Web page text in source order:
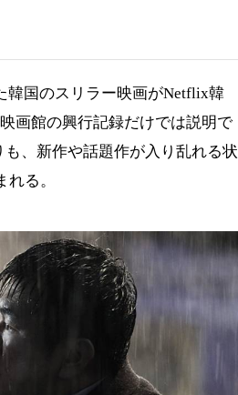
韓国のスリラー映画がNetflix韓
画館の興行記録だけでは説明で
、新作や話題作が入り乱れる状
る。